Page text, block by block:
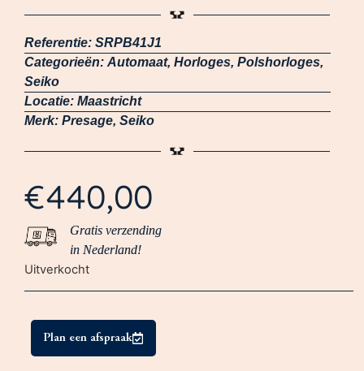
Referentie: SRPB41J1
Categorieën: Automaat, Horloges, Polshorloges,
Seiko
Locatie: Maastricht
Merk: Presage, Seiko
€440,00
Gratis verzending
in Nederland!
Uitverkocht
Plan een afspraak